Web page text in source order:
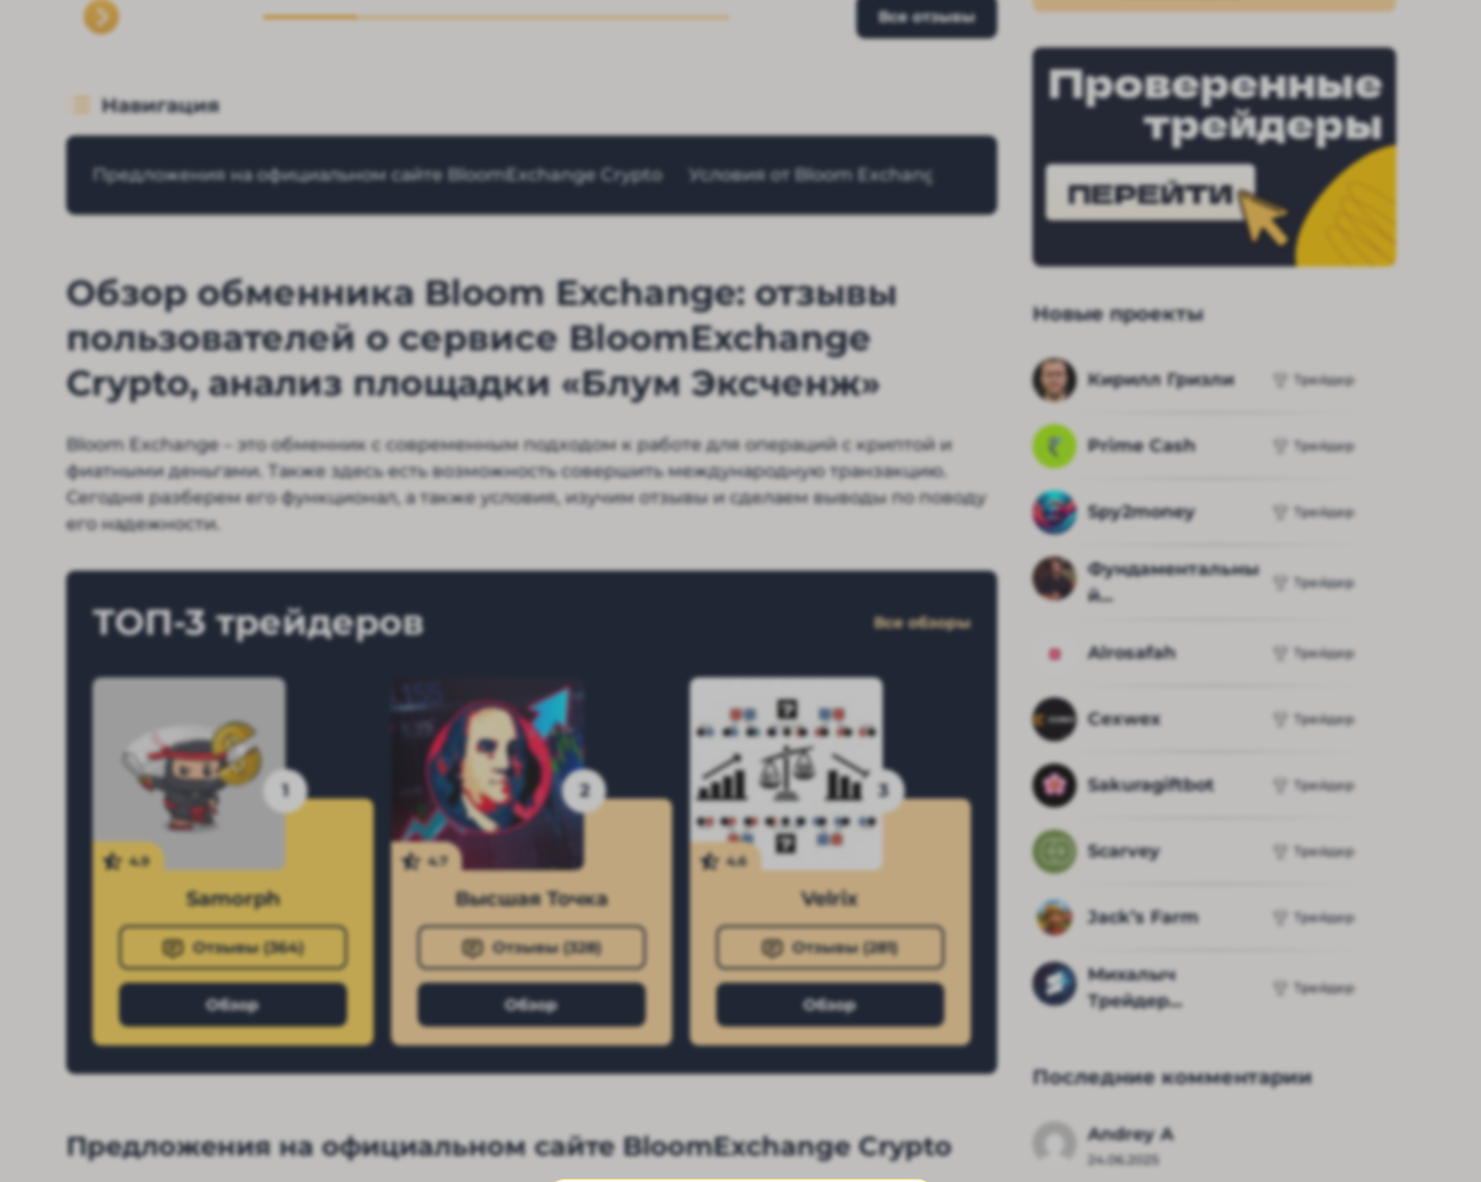
Все отзывы
Навигация
Предложения на официальном сайте BloomExchange Crypto Условия от Bloom Exchange Отзывы об обменнике «Блум Эксченж» от реальных
Обзор обменника Bloom Exchange: отзывы
пользователей о сервисе BloomExchange
Crypto, анализ площадки «Блум Эксченж»
Bloom Exchange – это обменник с современным подходом к работе для операций с криптой и
фиатными деньгами. Также здесь есть возможность совершить международную транзакцию.
Сегодня разберем его функционал, а также условия, изучим отзывы и сделаем выводы по поводу
его надежности.
ТОП-3 трейдеров Все обзоры
1
4.9
Samorph
Отзывы (364)
Обзор
2
4.7
Высшая Точка
Отзывы (328)
Обзор
3
4.6
Velrix
Отзывы (281)
Обзор
Предложения на официальном сайте BloomExchange Crypto
Проверенные
трейдеры
ПЕРЕЙТИ
Новые проекты
Кирилл Гризли Трейдер
Prime Cash Трейдер
Spy2money Трейдер
Фундаментальны
й...
Трейдер
Alrosafah Трейдер
Cexwex Трейдер
Sakuragiftbot Трейдер
Scarvey Трейдер
Jack’s Farm Трейдер
Михалыч
Трейдер...
Трейдер
Последние комментарии
Andrey A
24.06.2025